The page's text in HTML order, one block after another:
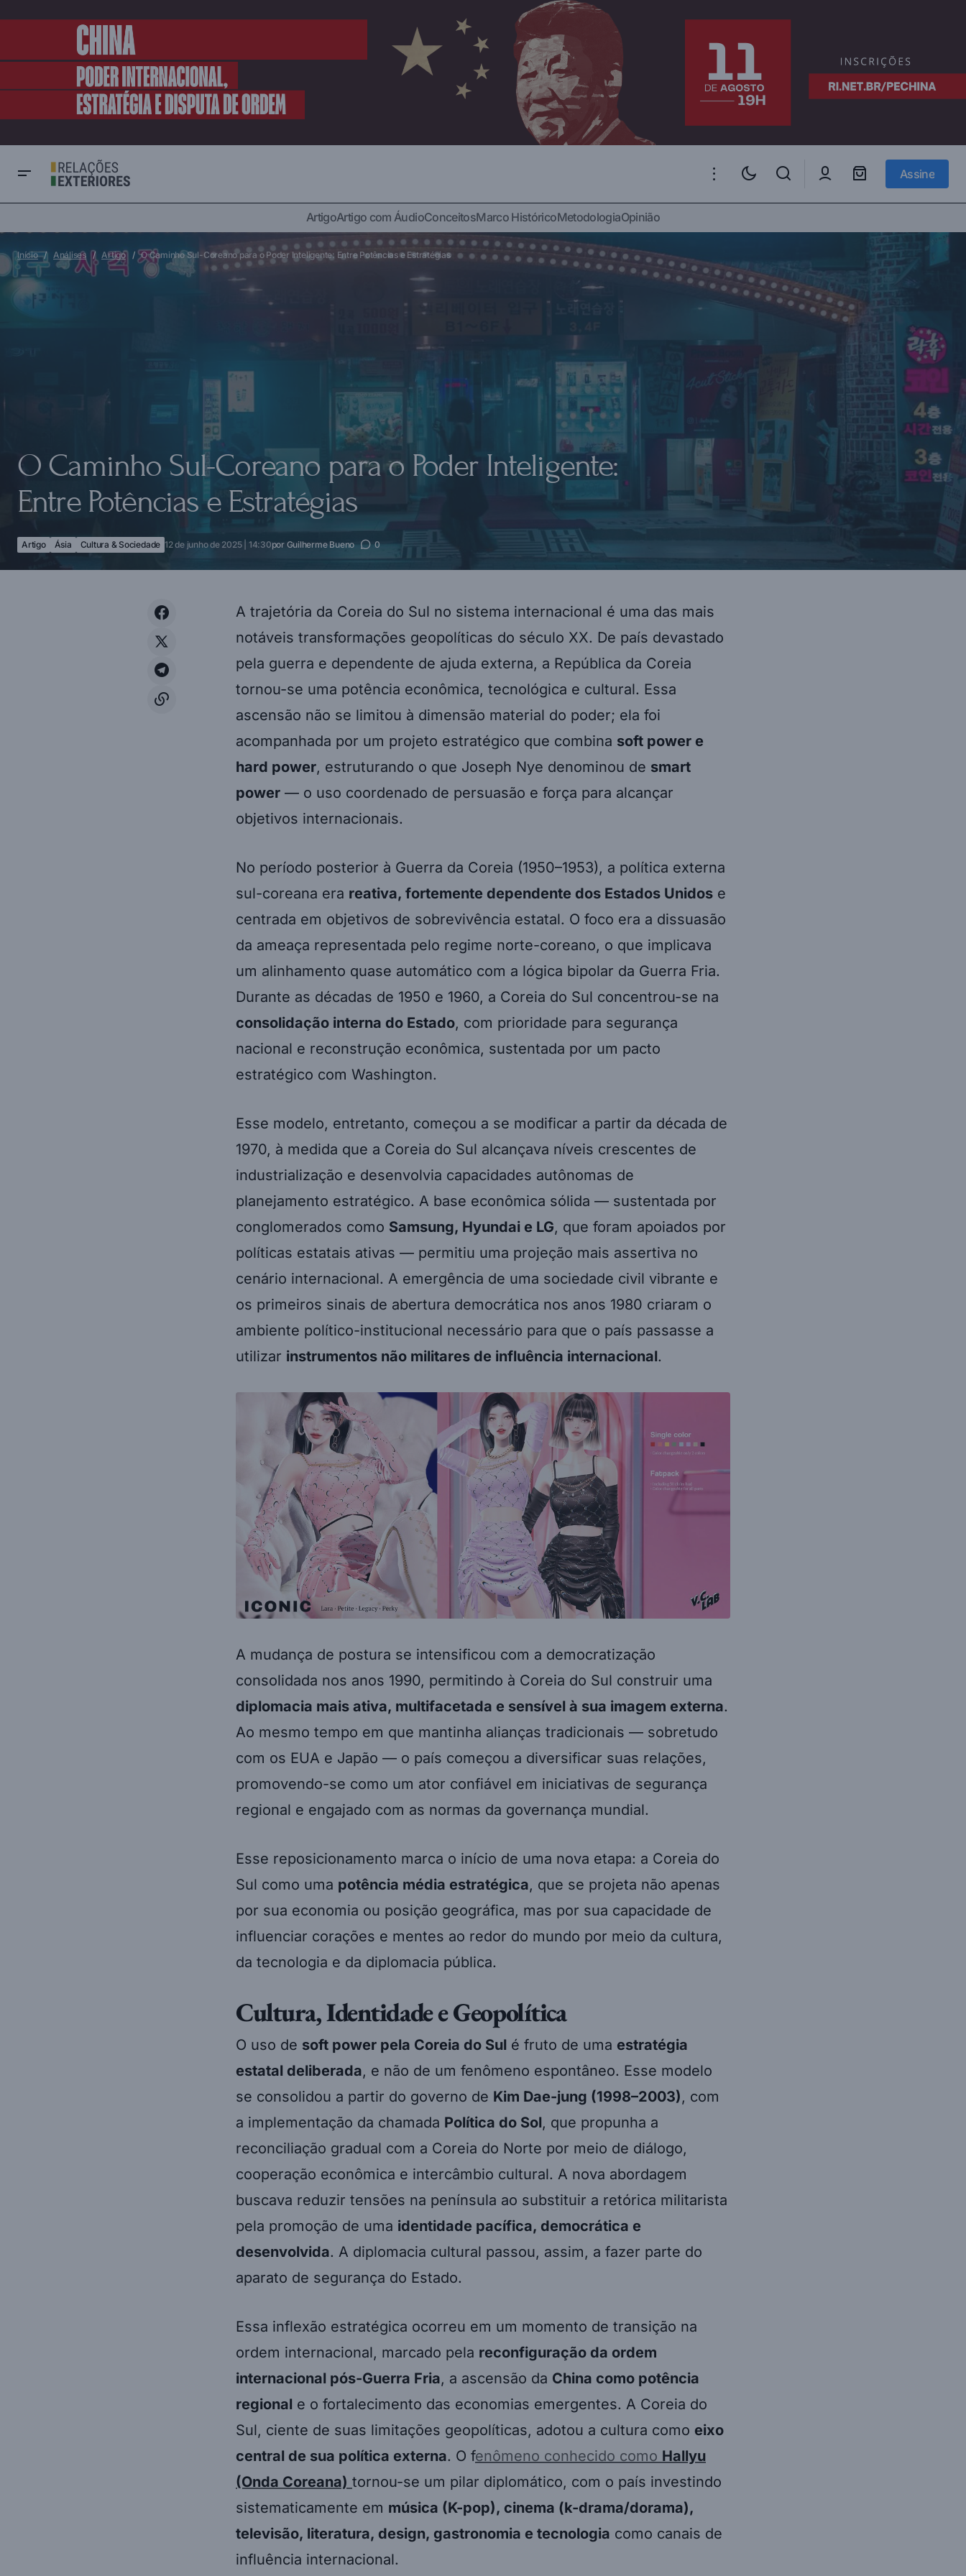
Assine
Cultura & Sociedade
O Caminho Sul-Coreano para o Poder Inteligente: Entre Potências e
Estratégias
o Irã agora? E o que vem a seguir?
ArtigoArtigo com ÁudioConceitosMarco HistóricoMetodologiaOpinião
Início Análises Artigo O Caminho Sul-Coreano para o Poder Inteligente: Entre Potências e Estratégias
O Caminho Sul-Coreano para o Poder Inteligente:
Entre Potências e Estratégias
Artigo Ásia Cultura & Sociedade 12 de junho de 2025 | 14:30por Guilherme Bueno 0
A trajetória da Coreia do Sul no sistema internacional é uma das mais
notáveis transformações geopolíticas do século XX. De país devastado
pela guerra e dependente de ajuda externa, a República da Coreia
tornou-se uma potência econômica, tecnológica e cultural. Essa
ascensão não se limitou à dimensão material do poder; ela foi
acompanhada por um projeto estratégico que combina soft power e
hard power, estruturando o que Joseph Nye denominou de smart
power — o uso coordenado de persuasão e força para alcançar
objetivos internacionais.
No período posterior à Guerra da Coreia (1950–1953), a política externa
sul-coreana era reativa, fortemente dependente dos Estados Unidos e
centrada em objetivos de sobrevivência estatal. O foco era a dissuasão
da ameaça representada pelo regime norte-coreano, o que implicava
um alinhamento quase automático com a lógica bipolar da Guerra Fria.
Durante as décadas de 1950 e 1960, a Coreia do Sul concentrou-se na
consolidação interna do Estado, com prioridade para segurança
nacional e reconstrução econômica, sustentada por um pacto
estratégico com Washington.
Esse modelo, entretanto, começou a se modificar a partir da década de
1970, à medida que a Coreia do Sul alcançava níveis crescentes de
industrialização e desenvolvia capacidades autônomas de
planejamento estratégico. A base econômica sólida — sustentada por
conglomerados como Samsung, Hyundai e LG, que foram apoiados por
políticas estatais ativas — permitiu uma projeção mais assertiva no
cenário internacional. A emergência de uma sociedade civil vibrante e
os primeiros sinais de abertura democrática nos anos 1980 criaram o
ambiente político-institucional necessário para que o país passasse a
utilizar instrumentos não militares de influência internacional.
A mudança de postura se intensificou com a democratização
consolidada nos anos 1990, permitindo à Coreia do Sul construir uma
diplomacia mais ativa, multifacetada e sensível à sua imagem externa.
Ao mesmo tempo em que mantinha alianças tradicionais — sobretudo
com os EUA e Japão — o país começou a diversificar suas relações,
promovendo-se como um ator confiável em iniciativas de segurança
regional e engajado com as normas da governança mundial.
Esse reposicionamento marca o início de uma nova etapa: a Coreia do
Sul como uma potência média estratégica, que se projeta não apenas
por sua economia ou posição geográfica, mas por sua capacidade de
influenciar corações e mentes ao redor do mundo por meio da cultura,
da tecnologia e da diplomacia pública.
Cultura, Identidade e Geopolítica
O uso de soft power pela Coreia do Sul é fruto de uma estratégia
estatal deliberada, e não de um fenômeno espontâneo. Esse modelo
se consolidou a partir do governo de Kim Dae-jung (1998–2003), com
a implementação da chamada Política do Sol, que propunha a
reconciliação gradual com a Coreia do Norte por meio de diálogo,
cooperação econômica e intercâmbio cultural. A nova abordagem
buscava reduzir tensões na península ao substituir a retórica militarista
pela promoção de uma identidade pacífica, democrática e
desenvolvida. A diplomacia cultural passou, assim, a fazer parte do
aparato de segurança do Estado.
Essa inflexão estratégica ocorreu em um momento de transição na
ordem internacional, marcado pela reconfiguração da ordem
internacional pós-Guerra Fria, a ascensão da China como potência
regional e o fortalecimento das economias emergentes. A Coreia do
Sul, ciente de suas limitações geopolíticas, adotou a cultura como eixo
central de sua política externa. O fenômeno conhecido como Hallyu
(Onda Coreana) tornou-se um pilar diplomático, com o país investindo
sistematicamente em música (K-pop), cinema (k-drama/dorama),
televisão, literatura, design, gastronomia e tecnologia como canais de
influência internacional.